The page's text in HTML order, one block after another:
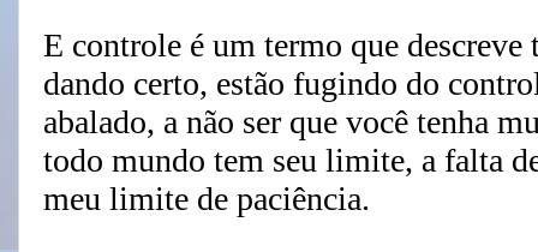
E controle é um termo que descreve
dando certo, estão fugindo do
abalado, a não ser que você tenha
todo mundo tem seu limite, a falta
meu limite de paciência.